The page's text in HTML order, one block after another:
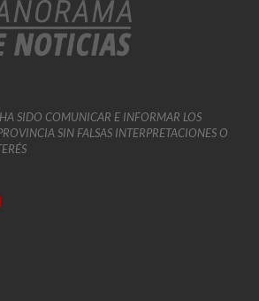
SIDO COMUNICAR E INFORMAR LOS
SIN FALSAS INTERPRETACIONES O